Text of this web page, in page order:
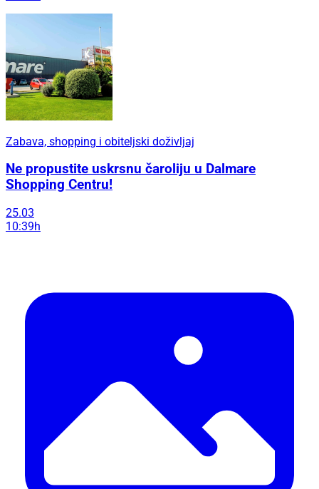
Zabava, shopping i obiteljski doživljaj
Ne propustite uskrsnu čaroliju u Dalmare
Shopping Centru!
25.03
10:39h